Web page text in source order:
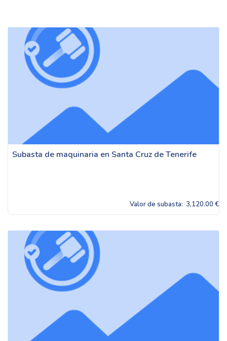
Subasta de maquinaria en Santa Cruz de Tenerife
Valor de subasta: 3,120.00 €